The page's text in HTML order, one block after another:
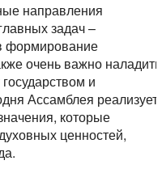
направления
задач –
формирование
очень важно наладить
и
Ассамблея реализует
которые
ценностей,